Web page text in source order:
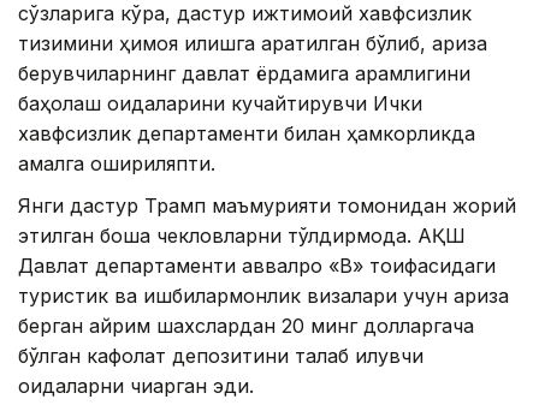
сўзларига кўра, дастур ижтимоий хавфсизлик
тизимини ҳимоя қилишга қаратилган бўлиб, ариза
берувчиларнинг давлат ёрдамига қарамлигини
баҳолаш қоидаларини кучайтирувчи Ички
хавфсизлик департаменти билан ҳамкорликда
амалга ошириляпти.
Янги дастур Трамп маъмурияти томонидан жорий
этилган бошқа чекловларни тўлдирмоқда. АҚШ
Давлат департаменти аввалроқ «B» тоифасидаги
туристик ва ишбилармонлик визалари учун ариза
берган айрим шахслардан 20 минг долларгача
бўлган кафолат депозитини талаб қилувчи
қоидаларни чиқарган эди.